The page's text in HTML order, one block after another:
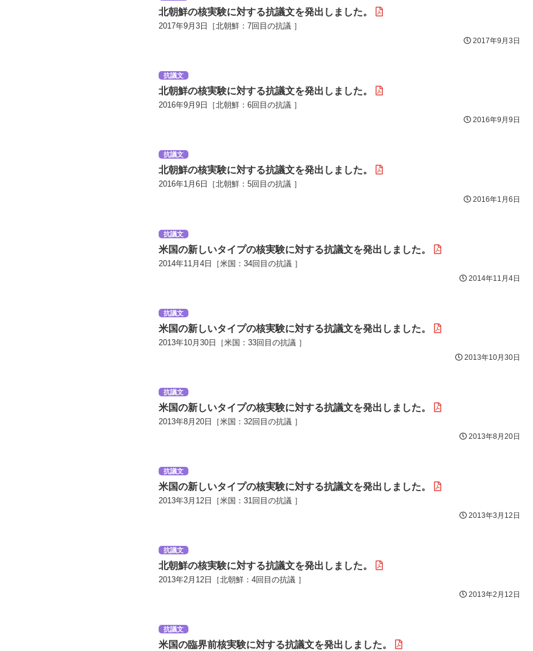
北朝鮮の核実験に対する抗議文を発出しました。
2017年9月3日［北朝鮮：7回目の抗議 ］
2017年9月3日
抗議文
北朝鮮の核実験に対する抗議文を発出しました。
2016年9月9日［北朝鮮：6回目の抗議 ］
2016年9月9日
抗議文
北朝鮮の核実験に対する抗議文を発出しました。
2016年1月6日［北朝鮮：5回目の抗議 ］
2016年1月6日
抗議文
米国の新しいタイプの核実験に対する抗議文を発出しました。
2014年11月4日［米国：34回目の抗議 ］
2014年11月4日
抗議文
米国の新しいタイプの核実験に対する抗議文を発出しました。
2013年10月30日［米国：33回目の抗議 ］
2013年10月30日
抗議文
米国の新しいタイプの核実験に対する抗議文を発出しました。
2013年8月20日［米国：32回目の抗議 ］
2013年8月20日
抗議文
米国の新しいタイプの核実験に対する抗議文を発出しました。
2013年3月12日［米国：31回目の抗議 ］
2013年3月12日
抗議文
北朝鮮の核実験に対する抗議文を発出しました。
2013年2月12日［北朝鮮：4回目の抗議 ］
2013年2月12日
抗議文
米国の臨界前核実験に対する抗議文を発出しました。